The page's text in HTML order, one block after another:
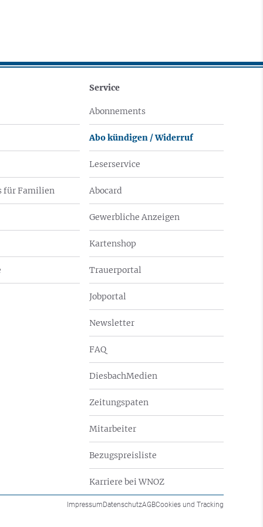
für Familien
Service
Abonnements
Abo kündigen / Widerruf
Leserservice
Abocard
Gewerbliche Anzeigen
Kartenshop
Trauerportal
Jobportal
Newsletter
FAQ
DiesbachMedien
Zeitungspaten
Mitarbeiter
Bezugspreisliste
Karriere bei WNOZ
ImpressumDatenschutzAGBCookies und Tracking